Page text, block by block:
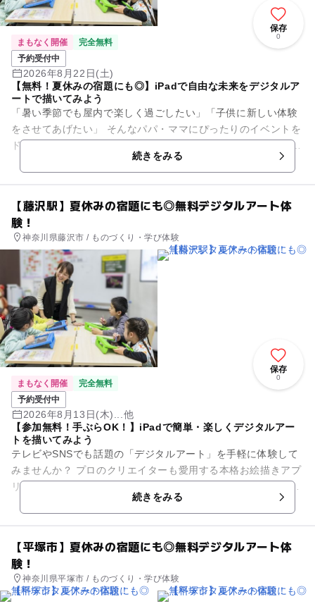
保存
0
まもなく開催
完全無料
予約受付中
2026年8月22日(土)
【無料！夏休みの宿題にも◎】iPadで自由な未来をデジタルア
ートで描いてみよう
「暑い季節でも屋内で楽しく過ごしたい」「子供に新しい体験
をさせてあげたい」 そんなパパ・ママにぴったりのイベントを
ドコモショップで開催します。 いま話題の「デジタルアート」
続きをみる
【藤沢駅】夏休みの宿題にも◎無料デジタルアート体
験！
神奈川県藤沢市 / ものづくり・学び体験
保存
0
まもなく開催
完全無料
予約受付中
2026年8月13日(木)...他
【参加無料！手ぶらOK！】iPadで簡単・楽しくデジタルアー
トを描いてみよう
テレビやSNSでも話題の「デジタルアート」を手軽に体験して
みませんか？ プロのクリエイターも愛用する本格お絵描きアプ
リ「Adobe Fresco（アドビ フレスコ）」を使って、 世界に一
続きをみる
【平塚市】夏休みの宿題にも◎無料デジタルアート体
験！
神奈川県平塚市 / ものづくり・学び体験